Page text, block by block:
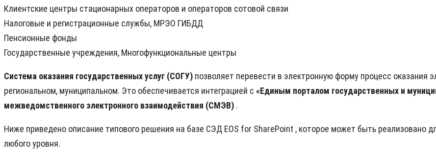
Клиентские центры стационарных операторов и операторов сотовой связи
Налоговые и регистрационные службы, МРЭО ГИБДД
Пенсионные фонды
Государственные учреждения, Многофункциональные центры
Система оказания государственных услуг (СОГУ) позволяет перевести в электронную форму процесс оказания
региональном, муниципальном. Это обеспечивается интеграцией с «Единым порталом государственных и
межведомственного электронного взаимодействия (СМЭВ) .
Ниже приведено описание типового решения на базе СЭД EOS for SharePoint , которое может быть реализовано
любого уровня.